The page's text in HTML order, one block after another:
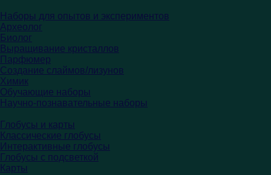
Наборы для опытов и экспериментов
Археолог
Биолог
Выращивание кристаллов
Парфюмер
Создание слаймов/лизунов
Химик
Обучающие наборы
Научно-познавательные наборы
Глобусы и карты
Классические глобусы
Интерактивные глобусы
Глобусы с подсветкой
Карты